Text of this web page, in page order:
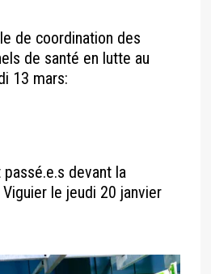
de coordination des
de santé en lutte au
13 mars:
devant la
le jeudi 20 janvier